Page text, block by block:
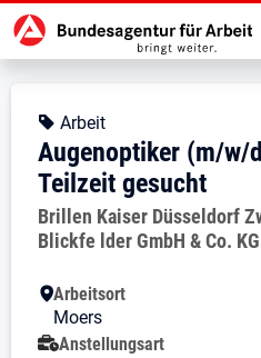
Zur
Stellendetails
Augenoptiker
Kopfbereich
Angebotsart:
Arbeit
Augenoptiker (m/w/
Teilzeit gesucht
Arbeitgeber:
Brillen Kaiser Düsseldorf
Blickfe lder GmbH & Co. KG
Besondere Merkmale
Arbeitsort
Moers
Anstellungsart